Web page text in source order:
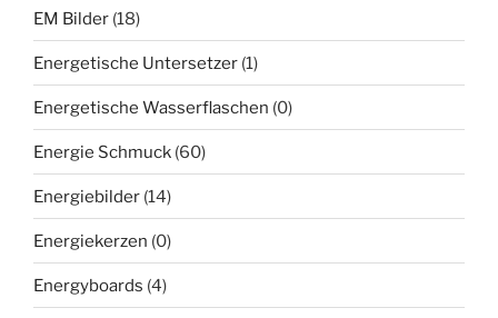
EM Bilder (18)
Energetische Untersetzer (1)
Energetische Wasserflaschen (0)
Energie Schmuck (60)
Energiebilder (14)
Energiekerzen (0)
Energyboards (4)